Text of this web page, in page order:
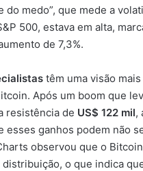
do medo”, que mede a
500, estava em alta,
de 7,3%.
têm uma visão
Após um boom que
resistência de US$ 122 mil,
esses ganhos podem não
observou que o
distribuição, o que indica